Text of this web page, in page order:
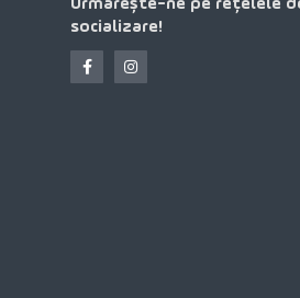
Urmărește-ne pe rețelele
socializare!